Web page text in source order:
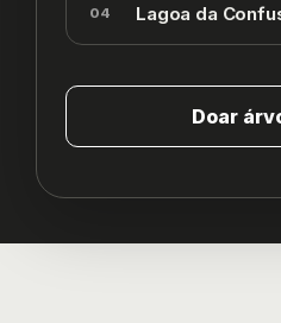
04 Lagoa da
Doar